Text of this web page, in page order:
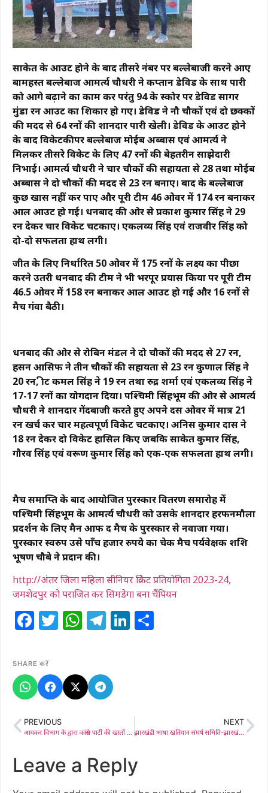
साकेत के आउट होने के बाद तीसरे नंबर पर बल्लेबाजी करने आए
बामहस्त बल्लेबाज आमर्त्य चौधरी ने कप्तान डेविड के साथ पारी
को आगे बढ़ाने का काम कर परंतु 94 के स्कोर पर डेविड सागर
मुंडा रन आउट का शिकार हो गए। डेविड ने नौ चौकों एवं दो छक्कों
की मदद से 64 रनों की शानदार पारी खेली। डेविड के आउट होने
के बाद विकेटकीपर बल्लेबाज मोईब अब्बास एवं आमर्त्य ने
मिलकर तीसरे विकेट के लिए 47 रनों की बेहतरीन साझेदारी
निभाई। आमर्त्य चौधरी ने चार चौकों की सहायता से 28 तथा मोईब
अब्बास ने दो चौकों की मदद से 23 रन बनाए। बाद के बल्लेबाज
कुछ खास नहीं कर पाए और पूरी टीम 46 ओवर में 174 रन बनाकर
आल आउट हो गई। धनबाद की ओर से प्रकाश कुमार सिंह ने 29
रन देकर चार विकेट चटकाए। एकलव्य सिंह एवं राजवीर सिंह को
दो-दो सफलता हाथ लगी।
जीत के लिए निर्धारित 50 ओवर में 175 रनों के लक्ष्य का पीछा
करने उतरी धनबाद की टीम ने भी भरपूर प्रयास किया पर पूरी टीम
46.5 ओवर में 158 रन बनाकर आल आउट हो गई और 16 रनों से
मैच गंवा बैठी।
धनबाद की ओर से रोबिन मंडल ने दो चौकों की मदद से 27 रन,
हसन आसिफ ने तीन चौकों की सहायता से 23 रन कुणाल सिंह ने
20 रन, क्रीट कमल सिंह ने 19 रन तथा रुद्र शर्मा एवं एकलव्य सिंह ने
17-17 रनों का योगदान दिया। पश्चिमी सिंहभूम की ओर से आमर्त्य
चौधरी ने शानदार गेंदबाजी करते हुए अपने दस ओवर में मात्र 21
रन खर्च कर चार महत्वपूर्ण विकेट चटकाए। अनिस कुमार दास ने
18 रन देकर दो विकेट हासिल किए जबकि साकेत कुमार सिंह,
गौरव सिंह एवं वरूण कुमार सिंह को एक-एक सफलता हाथ लगी।
मैच समाप्ति के बाद आयोजित पुरस्कार वितरण समारोह में
पश्चिमी सिंहभूम के आमर्त्य चौधरी को उसके शानदार हरफनमौला
प्रदर्शन के लिए मैन आफ द मैच के पुरस्कार से नवाजा गया।
पुरस्कार स्वरुप उसे पाँच हजार रुपये का चेक मैच पर्यवेक्षक शशि
भूषण चौबे ने प्रदान की।
http://अंतर जिला महिला सीनियर क्रिकेट प्रतियोगिता 2023-24,
जमशेदपुर को पराजित कर सिमडेगा बना चैंपियन
Facebook
Twitter
WhatsApp
Telegram
LinkedIn
SHARE करें
PREVIOUS
आयकर विभाग के द्वारा कांग्रेस पार्टी की खातों को फ्रीज करने के विरोध में प्रदर्शन
NEXT
झारखंडी भाषा खतियान संघर्ष समिति-झारखंड लोकतांत्रिक क्रांतिकारी मोर्चा का किया गया विस्तार, प्रखंड अध्यक्ष बने निशुजेक चांपिया
Leave a Reply